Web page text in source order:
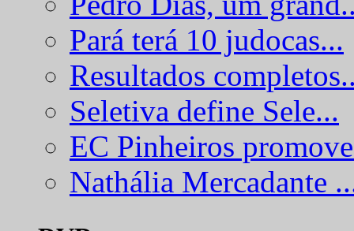
Pará terá 10 judocas...
Resultados
Seletiva define Sele...
EC Pinheiros
Nathália Mercadante